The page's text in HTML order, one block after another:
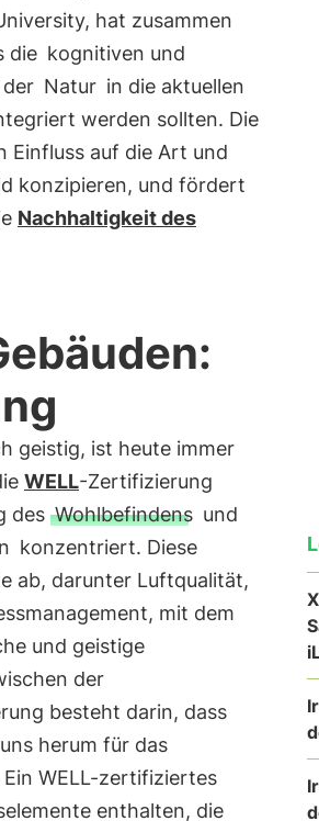
hat zusammen
die kognitiven und
Natur in die aktuellen
werden sollten. Die
Einfluss auf die Art und
konzipieren, und fördert
Nachhaltigkeit des
geistig, ist heute immer
WELL-Zertifizierung
des Wohlbefindens und
konzentriert. Diese
ab, darunter Luftqualität,
mit dem
und geistige
der
besteht darin, dass
herum für das
WELL-zertifiziertes
enthalten, die